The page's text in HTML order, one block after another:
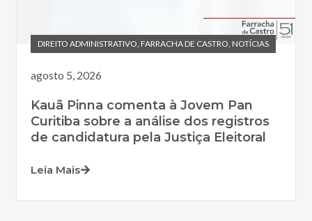
DIREITO ADMINISTRATIVO, FARRACHA DE CASTRO, NOTÍCIAS
agosto 5, 2026
Kauã Pinna comenta à Jovem Pan
Curitiba sobre a análise dos registros
de candidatura pela Justiça Eleitoral
Leia Mais